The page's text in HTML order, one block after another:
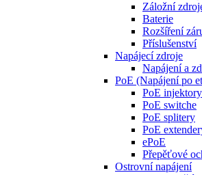
Záložní
Baterie
Rozšíření
Příslušenství
Napájecí zdroje
Napájení a
PoE (Napájení po
PoE injektory
PoE switche
PoE splitery
PoE
ePoE
Přepěťové
Ostrovní napájení